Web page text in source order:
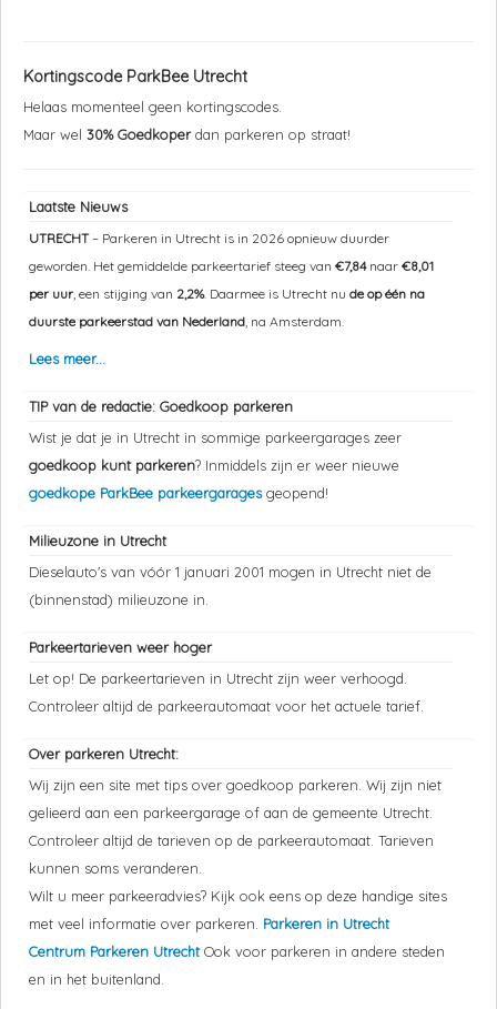
Kortingscode ParkBee Utrecht
Helaas momenteel geen kortingscodes.
Maar wel 30% Goedkoperdan parkeren op straat!
Laatste Nieuws
UTRECHT– Parkeren in Utrecht is in 2026 opnieuw duurder
geworden. Het gemiddelde parkeertarief steeg van €7,84naar €8,01
per uur, een stijging van 2,2%. Daarmee is Utrecht nu de op één na
duurste parkeerstad van Nederland, na Amsterdam.
Lees meer...
TIP van de redactie: Goedkoop parkeren
Wist je dat je in Utrecht in sommige parkeergarages zeer
goedkoop kunt parkeren? Inmiddels zijn er weer nieuwe
goedkope ParkBee parkeergaragesgeopend!
Milieuzone in Utrecht
Dieselauto's van vóór 1 januari 2001 mogen in Utrecht niet de
(binnenstad) milieuzone in.
Parkeertarieven weer hoger
Let op! De parkeertarieven in Utrecht zijn weer verhoogd.
Controleer altijd de parkeerautomaat voor het actuele tarief.
Over parkeren Utrecht:
Wij zijn een site met tips over goedkoop parkeren. Wij zijn niet
gelieerd aan een parkeergarage of aan de gemeente Utrecht.
Controleer altijd de tarieven op de parkeerautomaat. Tarieven
kunnen soms veranderen.
Wilt u meer parkeeradvies? Kijk ook eens op deze handige sites
met veel informatie over parkeren. Parkeren in Utrecht
Centrum Parkeren UtrechtOok voor parkeren in andere steden
en in het buitenland.